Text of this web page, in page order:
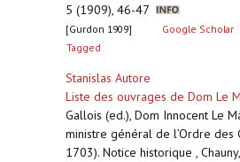
5 (1909), 46-47
[Gurdon 1909] Google Scholar
Tagged
Stanislas Autore
Liste des ouvrages de Dom Le
Gallois (ed.), Dom Innocent Le
ministre général de l’Ordre des
1703). Notice historique ,